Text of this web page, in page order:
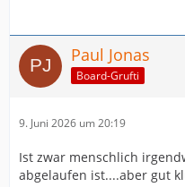
Paul Jonas
Board-Grufti
9. Juni 2026 um 20:19
Ist zwar menschlich
abgelaufen ist....aber gut